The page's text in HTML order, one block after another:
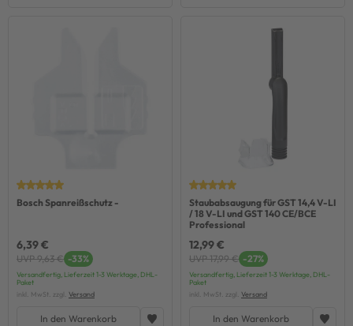
Bosch Spanreißschutz -
6,39 €
UVP 9,63 € -33%
Versandfertig, Lieferzeit 1-3 Werktage, DHL-
Paket
inkl. MwSt. zzgl. Versand
In den Warenkorb
Staubabsaugung für GST 14,4 V-LI
/ 18 V-LI und GST 140 CE/BCE
Professional
12,99 €
UVP 17,99 € -27%
Versandfertig, Lieferzeit 1-3 Werktage, DHL-
Paket
inkl. MwSt. zzgl. Versand
In den Warenkorb